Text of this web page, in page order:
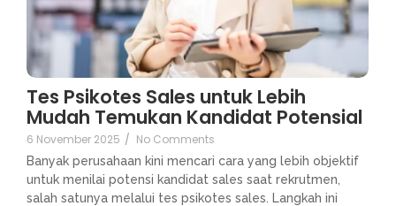
Tes Psikotes Sales untuk Lebih
Mudah Temukan Kandidat Potensial
6 November 2025 / No Comments
Banyak perusahaan kini mencari cara yang lebih objektif
untuk menilai potensi kandidat sales saat rekrutmen,
salah satunya melalui tes psikotes sales. Langkah ini